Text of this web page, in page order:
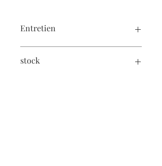
Entretien
stock